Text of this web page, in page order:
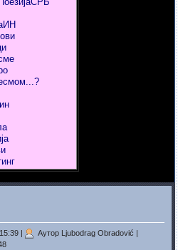
Аутор Ljubodrag Obradović